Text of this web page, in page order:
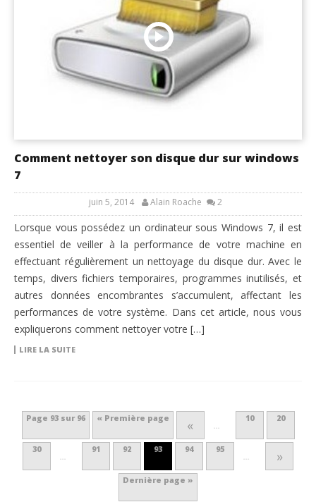
Comment nettoyer son disque dur sur windows
7
juin 5, 2014 Alain Roache 2
Lorsque vous possédez un ordinateur sous Windows 7, il est
essentiel de veiller à la performance de votre machine en
effectuant régulièrement un nettoyage du disque dur. Avec le
temps, divers fichiers temporaires, programmes inutilisés, et
autres données encombrantes s’accumulent, affectant les
performances de votre système. Dans cet article, nous vous
expliquerons comment nettoyer votre […]
LIRE LA SUITE
Page 93 sur 96 « Première page « 10 20
30 91 92 93 94 95 »
Dernière page »